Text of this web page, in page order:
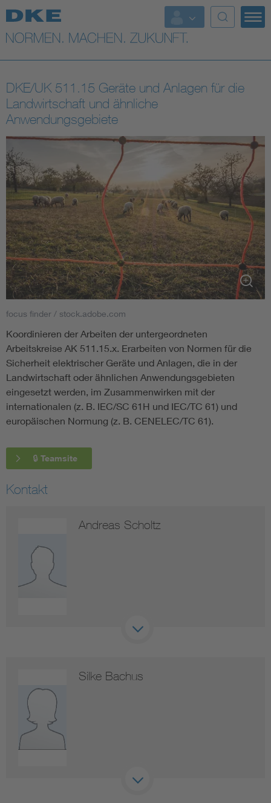
Top-Themen
VDE Fokusthemen
Digital Security
Energy
Industry
Living
Mobility
Smart Cities
DKE Fachinformationen im Kontext der Normung
Blitzschutz: DIN EN 62305 in der Übersicht
Circular Economy für mehr Ressourceneffizienz
Cybersecurity in der Industrieautomatisierung
DIN VDE 0100 für sichere Elektroinstallationen
Elektrofachkraft (EFK)
DKE/UK 511.15 Geräte und Anlagen für die
Landwirtschaft und ähnliche
Anwendungsgebiete
focus finder / stock.adobe.com
Koordinieren der Arbeiten der untergeordneten
Arbeitskreise AK 511.15.x. Erarbeiten von Normen für die
Sicherheit elektrischer Geräte und Anlagen, die in der
Landwirtschaft oder ähnlichen Anwendungsgebieten
eingesetzt werden, im Zusammenwirken mit der
internationalen (z. B. IEC/SC 61H und IEC/TC 61) und
europäischen Normung (z. B. CENELEC/TC 61).
🔒 Teamsite
Kontakt
Andreas Scholtz
Silke Bachus